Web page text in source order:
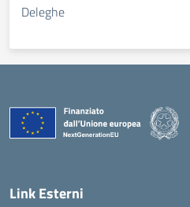
Deleghe
Link Esterni